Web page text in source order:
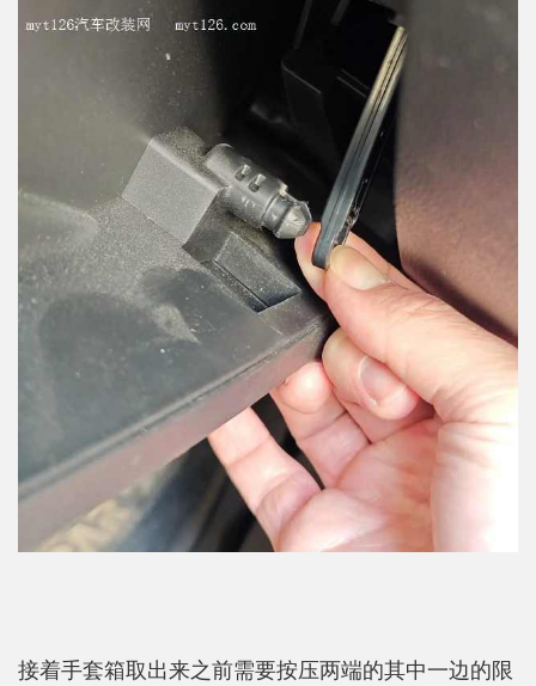
接着手套箱取出来之前需要按压两端的其中一边的限